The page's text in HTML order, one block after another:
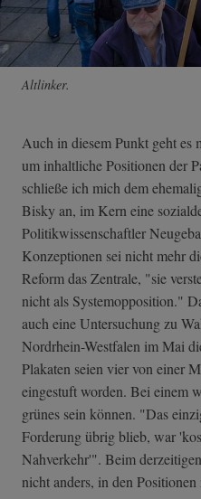
Altlinker.
Auch in diesem Punkt geht es
um inhaltliche Positionen der
schließe ich mich dem
Bisky an, im Kern eine
Politikwissenschaftler
Konzeptionen sei nicht mehr
Reform das Zentrale, "sie
nicht als Systemopposition."
auch eine Untersuchung zu
Nordrhein-Westfalen im Mai
Plakaten seien vier von einer
eingestuft worden. Bei einem
grünes sein können. "Das
Forderung übrig blieb, war
Nahverkehr'". Beim
nicht anders, in den